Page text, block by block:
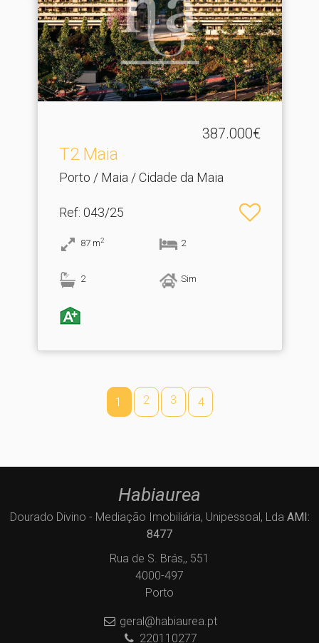
387.000€
T2 Maia
Porto / Maia / Cidade da Maia
Ref: 043/25
87 m2 2
2 Sim
1 2 3 4
Habiaurea
Dourado Divino - Mediação Imobiliária, Unipessoal, Lda AMI:
8477
Rua de S. Brás,, 551
4000-497
Porto
geral@habiaurea.pt
220110277